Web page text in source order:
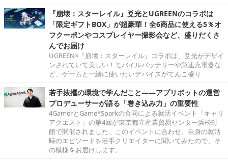
『崩壊：スターレイル』爻光とUGREENのコラボは
「限定ギフトBOX」が超豪華！全6商品に使える5％オ
フクーポンやコスプレイヤー撮影会など、盛りだくさ
んでお届け
UGREEN×『崩壊：スターレイル』コラボは、爻光がデザイ
ンされていて美しい！モバイルバッテリーや急速充電器な
ど、ゲームと一緒に使いたいデバイスがてんこ盛り
若手抜擢の環境で学んだこと――アプリボットの運営
プロデューサーが語る「巻き込み力」の重要性
4GamerとGame*Sparkの合同による就活イベント「キャリ
アクエスト」の第4回が東京都立産業貿易センター浜松町
館で開催されました。このイベントに合わせ、自身の就活
時のエピソードを若手クリエイターに聞いてみたので、そ
の模様をお届けします。